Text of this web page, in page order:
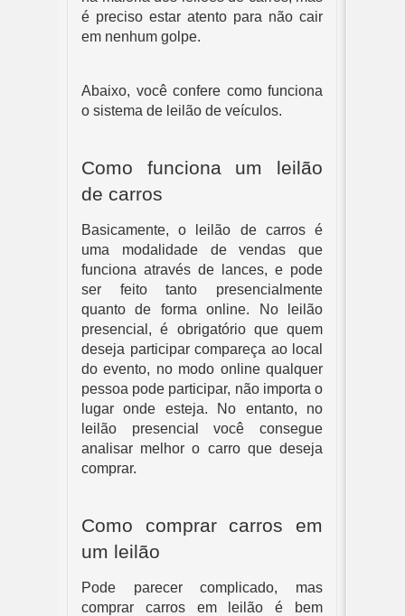
é preciso estar atento para não cair
em nenhum golpe.
Abaixo, você confere como funciona
o sistema de leilão de veículos.
Como funciona um leilão
de carros
Basicamente, o leilão de carros é
uma modalidade de vendas que
funciona através de lances, e pode
ser feito tanto presencialmente
quanto de forma online. No leilão
presencial, é obrigatório que quem
deseja participar compareça ao local
do evento, no modo online qualquer
pessoa pode participar, não importa o
lugar onde esteja. No entanto, no
leilão presencial você consegue
analisar melhor o carro que deseja
comprar.
Como comprar carros em
um leilão
Pode parecer complicado, mas
comprar carros em leilão é bem